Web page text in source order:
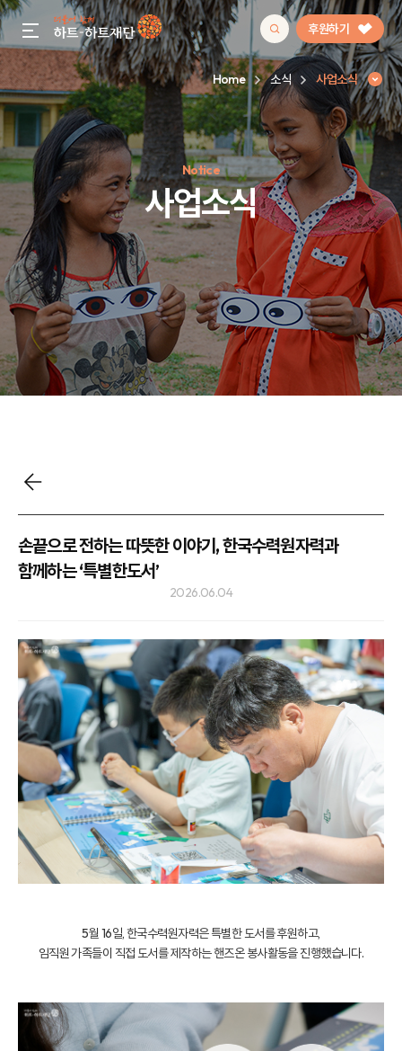
gnb menu open 후원하기
인기 키워드
#정기후원#하트플레이스#캠페인#팬덤후원
Home 소식 사업소식
Notice
사업소식
사업소식
손끝으로 전하는 따뜻한 이야기, 한국수력원자력과
함께하는 ‘특별한도서’
2026.06.04
5월 16일, 한국수력원자력은 특별한 도서를 후원하고,
임직원 가족들이 직접 도서를 제작하는 핸즈온 봉사활동을 진행했습니다.